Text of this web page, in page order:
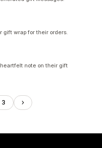
gift wrap for their orders.
note on their gift
3